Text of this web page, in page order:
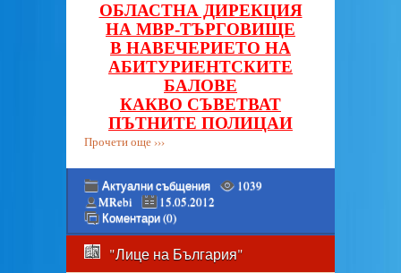
ОБЛАСТНА ДИРЕКЦИЯ
НА МВР-ТЪРГОВИЩЕ
В НАВЕЧЕРИЕТО НА
АБИТУРИЕНТСКИТЕ
БАЛОВЕ
КАКВО СЪВЕТВАТ
ПЪТНИТЕ ПОЛИЦАИ
Прочети още ›››
Актуални събщения
1039
MRebi
15.05.2012
Коментари (0)
"Лице на България"